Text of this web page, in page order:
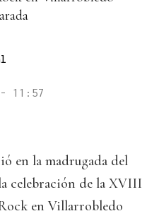
11:57
en la madrugada del
celebración de la XVIII
en Villarrobledo